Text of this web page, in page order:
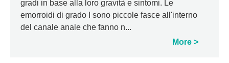
gradi in base alla loro gravità e sintomi. Le
emorroidi di grado I sono piccole fasce all'interno
del canale anale che fanno n...
More